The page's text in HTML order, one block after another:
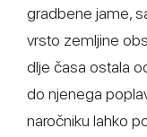
gradbene jame,
vrsto zemljine
dlje časa ostala
do njenega
naročniku lahko